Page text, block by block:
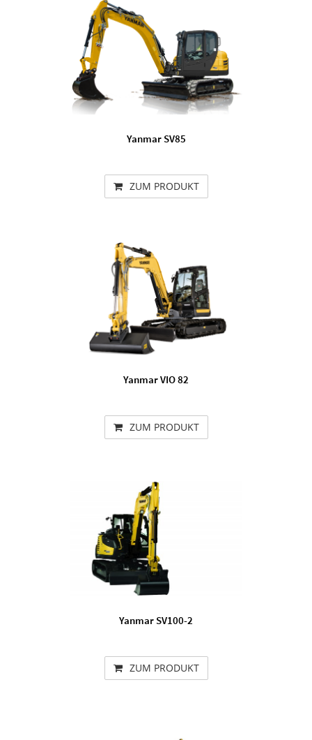
Yanmar SV85
ZUM PRODUKT
Yanmar VIO 82
ZUM PRODUKT
Yanmar SV100-2
ZUM PRODUKT